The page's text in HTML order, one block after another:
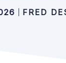
FRED